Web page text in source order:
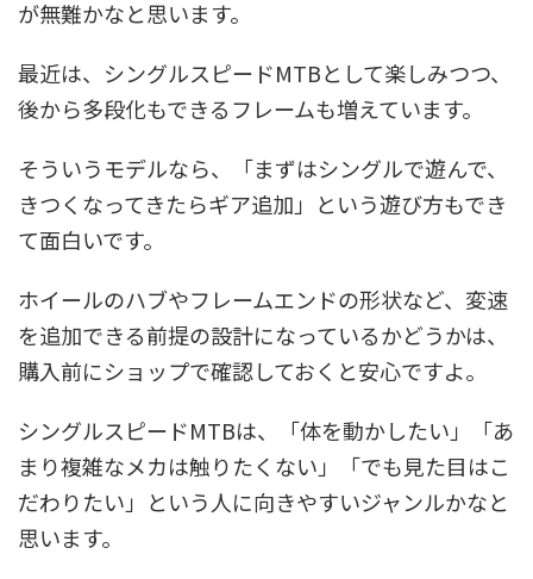
が無難かなと思います。
最近は、シングルスピードMTBとして楽しみつつ、
後から多段化もできるフレームも増えています。
そういうモデルなら、「まずはシングルで遊んで、
きつくなってきたらギア追加」という遊び方もでき
て面白いです。
ホイールのハブやフレームエンドの形状など、変速
を追加できる前提の設計になっているかどうかは、
購入前にショップで確認しておくと安心ですよ。
シングルスピードMTBは、「体を動かしたい」「あ
まり複雑なメカは触りたくない」「でも見た目はこ
だわりたい」という人に向きやすいジャンルかなと
思います。